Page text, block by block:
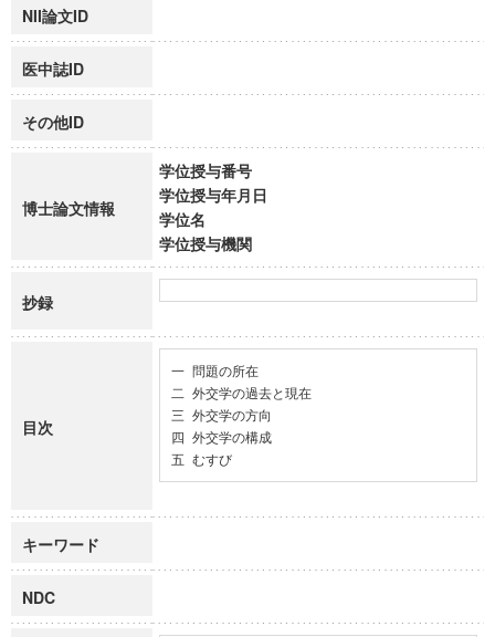
NII論文ID
医中誌ID
その他ID
博士論文情報
学位授与番号
学位授与年月日
学位名
学位授与機関
抄録
目次
一 問題の所在
二 外交学の過去と現在
三 外交学の方向
四 外交学の構成
五 むすび
キーワード
NDC